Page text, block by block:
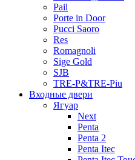
Pail
Porte in Door
Pucci Saoro
Res
Romagnoli
Sige Gold
SJB
TRE-P&TRE-Piu
Входные двери
Ягуар
Next
Penta
Penta 2
Penta Itec